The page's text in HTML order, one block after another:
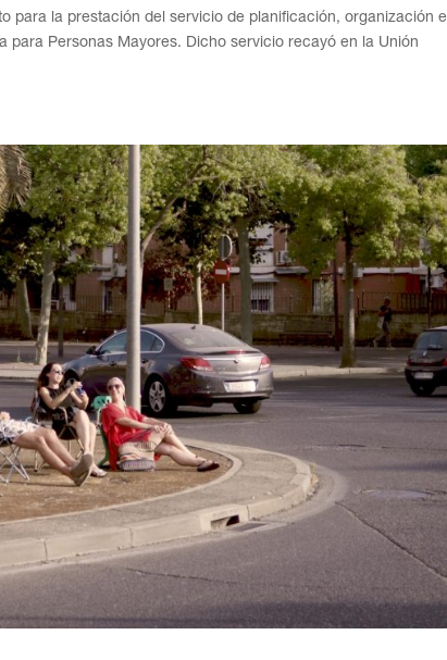
para la prestación del servicio de planificación, organización e
Personas Mayores. Dicho servicio recayó en la Unión